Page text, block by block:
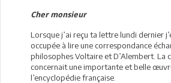
Cher monsieur
Lorsque j’ai reçu ta lettre lundi dernier
occupée à lire une correspondance
philosophes Voltaire et D’Alembert. La
concernait une importante et belle
l’encyclopédie française.